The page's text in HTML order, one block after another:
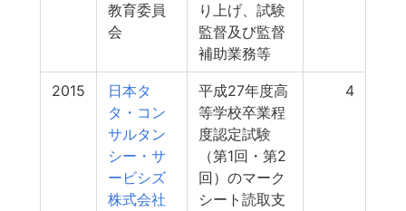
教育委員
会
り上げ、試験
監督及び監督
補助業務等
2015
日本タ
タ・コン
サルタン
シー・サ
ービシズ
株式会社
平成27年度高
等学校卒業程
度認定試験
（第1回・第2
回）のマーク
シート読取支
4